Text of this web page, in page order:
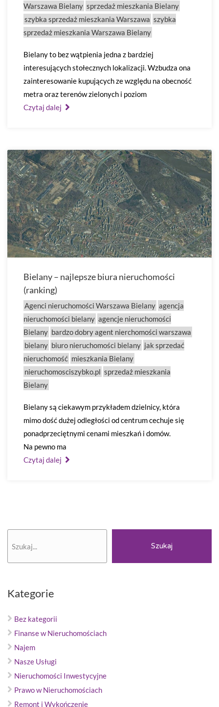
Warszawa Bielany sprzedaż mieszkania Bielany
szybka sprzedaż mieszkania Warszawa szybka
sprzedaż mieszkania Warszawa Bielany
Bielany to bez wątpienia jedna z bardziej
interesujących stołecznych lokalizacji. Wzbudza ona
zainteresowanie kupujących ze względu na obecność
metra oraz terenów zielonych i poziom
Czytaj dalej
Bielany – najlepsze biura nieruchomości
(ranking)
Agenci nieruchomości Warszawa Bielany agencja
nieruchomości bielany agencje nieruchomości
Bielany bardzo dobry agent nierchomości warszawa
bielany biuro nieruchomości bielany jak sprzedać
nieruchomość mieszkania Bielany
nieruchomosciszybko.pl sprzedaż mieszkania
Bielany
Bielany są ciekawym przykładem dzielnicy, która
mimo dość dużej odległości od centrum cechuje się
ponadprzeciętnymi cenami mieszkań i domów.
Na pewno ma
Czytaj dalej
Szukaj
Kategorie
Bez kategorii
Finanse w Nieruchomościach
Najem
Nasze Usługi
Nieruchomości Inwestycyjne
Prawo w Nieruchomościach
Remont i Wykończenie